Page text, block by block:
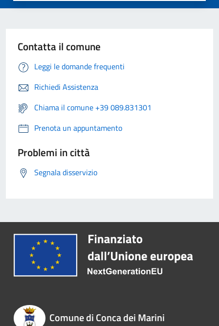
Contatta il comune
Leggi le domande frequenti
Richiedi Assistenza
Chiama il comune +39 089.831301
Prenota un appuntamento
Problemi in città
Segnala disservizio
Comune di Conca dei Marini